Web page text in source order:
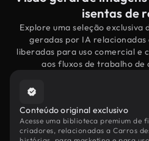
isentas de
Explore uma seleção exclusiva
geradas por IA
liberadas para uso comercial e
aos fluxos de trabalho de
Conteúdo original exclusivo
Acesse uma biblioteca premium de
criadores, relacionadas a Carros